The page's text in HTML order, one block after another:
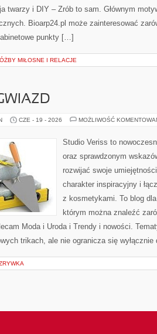
twarzy i DIY – Zrób to sam. Głównym
Bioarp24.pl może zainteresować
punkty […]
MIŁOSNE I RELACJE
CZE - 19 - 2026 MOŻLIWOŚĆ
Studio Veriss to
oraz sprawdzonym
rozwijać swoje
charakter inspiracyjny i
z kosmetykami. To blog
którym można znaleźć
Moda i Uroda i Trendy i nowości.
trikach, ale nie ogranicza się